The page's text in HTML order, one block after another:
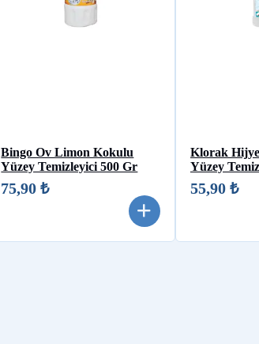
Bingo Ov Limon Kokulu
Yüzey Temizleyici 500 Gr
75,90 ₺
Klorak
Yüzey
55,90 ₺